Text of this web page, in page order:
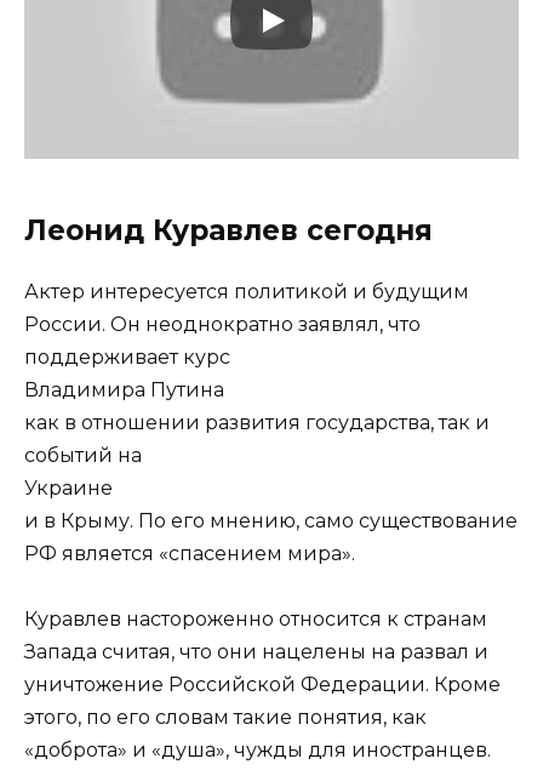
Леонид Куравлев сегодня
Актер интересуется политикой и будущим
России. Он неоднократно заявлял, что
поддерживает курс
Владимира Путина
как в отношении развития государства, так и
событий на
Украине
и в Крыму. По его мнению, само существование
РФ является «спасением мира».
Куравлев настороженно относится к странам
Запада считая, что они нацелены на развал и
уничтожение Российской Федерации. Кроме
этого, по его словам такие понятия, как
«доброта» и «душа», чужды для иностранцев.